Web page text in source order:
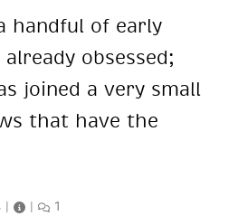
handful of ear­ly
al­re­a­dy ob­ses­sed;
joi­n­ed a very small
that have the
| | 1